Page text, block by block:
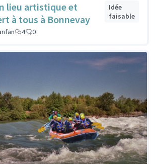
lieu artistique et
à tous à Bonnevay
Idée
faisable
4 0